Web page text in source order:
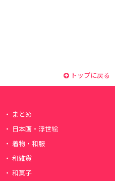
トップに戻る
まとめ
日本画・浮世絵
着物・和服
和雑貨
和菓子